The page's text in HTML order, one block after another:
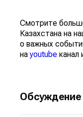
Смотрите
Казахстана на
о важных
наyoutube канал
Обсуждение